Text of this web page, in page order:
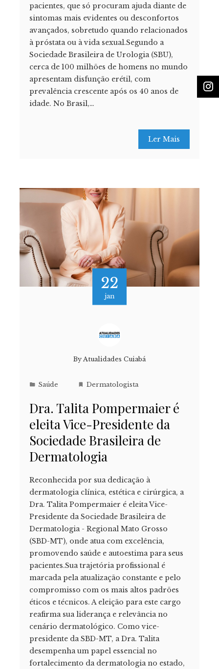
pacientes, que só procuram ajuda diante de
sintomas mais evidentes ou desconfortos
avançados, sobretudo quando relacionados
à próstata ou à vida sexual.Segundo a
Sociedade Brasileira de Urologia (SBU),
cerca de 100 milhões de homens no mundo
apresentam disfunção erétil, com
prevalência crescente após os 40 anos de
idade. No Brasil,…
Ler Mais
22
jan
By Atualidades Cuiabá
Saúde Dermatologista
Dra. Talita Pompermaier é
eleita Vice-Presidente da
Sociedade Brasileira de
Dermatologia
Reconhecida por sua dedicação à
dermatologia clínica, estética e cirúrgica, a
Dra. Talita Pompermaier é eleita Vice-
Presidente da Sociedade Brasileira de
Dermatologia - Regional Mato Grosso
(SBD-MT), onde atua com excelência,
promovendo saúde e autoestima para seus
pacientes.Sua trajetória profissional é
marcada pela atualização constante e pelo
compromisso com os mais altos padrões
éticos e técnicos. A eleição para este cargo
reafirma sua liderança e relevância no
cenário dermatológico. Como vice-
presidente da SBD-MT, a Dra. Talita
desempenha um papel essencial no
fortalecimento da dermatologia no estado,